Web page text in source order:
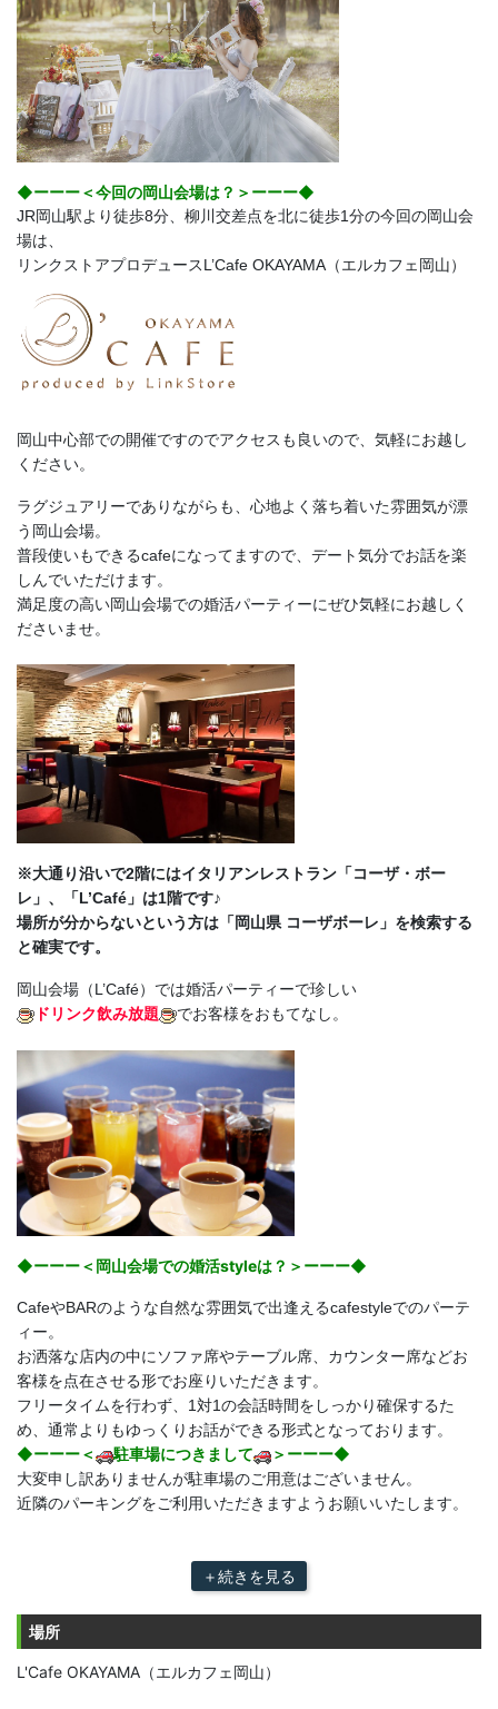
場所
L'Cafe OKAYAMA（エルカフェ岡山）
◆ーーー＜今回の岡山会場は？＞ーーー◆
JR岡山駅より徒歩8分、柳川交差点を北に徒歩1分の今回の岡山会
場は、
リンクストアプロデュースL’Cafe OKAYAMA（エルカフェ岡山）
岡山中心部での開催ですのでアクセスも良いので、気軽にお越し
ください。
ラグジュアリーでありながらも、心地よく落ち着いた雰囲気が漂
う岡山会場。
普段使いもできるcafeになってますので、デート気分でお話を楽
しんでいただけます。
満足度の高い岡山会場での婚活パーティーにぜひ気軽にお越しく
ださいませ。
※大通り沿いで2階にはイタリアンレストラン「コーザ・ボー
レ」、「L’Café」は1階です♪
場所が分からないという方は「岡山県 コーザボーレ」を検索する
と確実です。
岡山会場（L’Café）では婚活パーティーで珍しい
ドリンク飲み放題
でお客様をおもてなし。
◆ーーー＜岡山会場での婚活styleは？＞ーーー◆
CafeやBARのような自然な雰囲気で出逢えるcafestyleでのパーテ
ィー。
お洒落な店内の中にソファ席やテーブル席、カウンター席などお
客様を点在させる形でお座りいただきます。
フリータイムを行わず、1対1の会話時間をしっかり確保するた
め、通常よりもゆっくりお話ができる形式となっております。
◆ーーー＜ 駐車場につきまして ＞ーーー◆
大変申し訳ありませんが駐車場のご用意はございません。
近隣のパーキングをご利用いただきますようお願いいたします。
＋続きを見る